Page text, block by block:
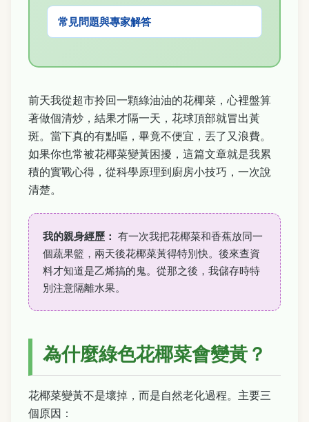
常見問題與專家解答
前天我從超市拎回一顆綠油油的花椰菜，心裡盤算
著做個清炒，結果才隔一天，花球頂部就冒出黃
斑。當下真的有點嘔，畢竟不便宜，丟了又浪費。
如果你也常被花椰菜變黃困擾，這篇文章就是我累
積的實戰心得，從科學原理到廚房小技巧，一次說
清楚。
我的親身經歷： 有一次我把花椰菜和香蕉放同一
個蔬果籃，兩天後花椰菜黃得特別快。後來查資
料才知道是乙烯搞的鬼。從那之後，我儲存時特
別注意隔離水果。
為什麼綠色花椰菜會變黃？
花椰菜變黃不是壞掉，而是自然老化過程。主要三
個原因：